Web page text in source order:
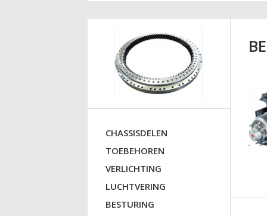
CHASSISDELEN
TOEBEHOREN
VERLICHTING
LUCHTVERING
BESTURING